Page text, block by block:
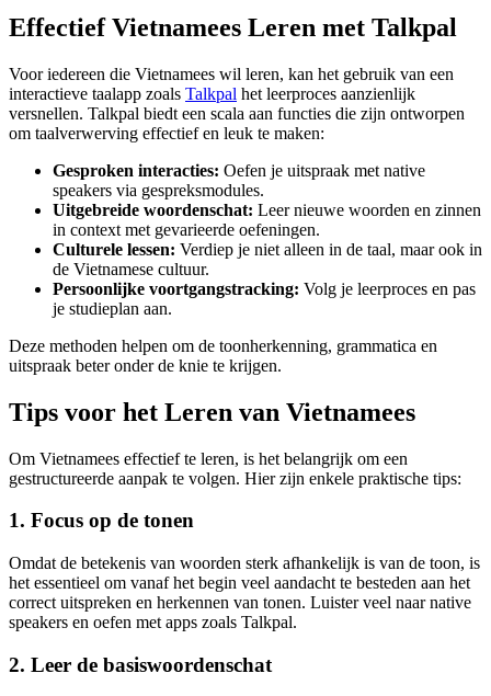
Effectief Vietnamees Leren met Talkpal
Voor iedereen die Vietnamees wil leren, kan het gebruik van een
interactieve taalapp zoals Talkpal het leerproces aanzienlijk
versnellen. Talkpal biedt een scala aan functies die zijn ontworpen
om taalverwerving effectief en leuk te maken:
Gesproken interacties: Oefen je uitspraak met native
speakers via gespreksmodules.
Uitgebreide woordenschat: Leer nieuwe woorden en zinnen
in context met gevarieerde oefeningen.
Culturele lessen: Verdiep je niet alleen in de taal, maar ook in
de Vietnamese cultuur.
Persoonlijke voortgangstracking: Volg je leerproces en pas
je studieplan aan.
Deze methoden helpen om de toonherkenning, grammatica en
uitspraak beter onder de knie te krijgen.
Tips voor het Leren van Vietnamees
Om Vietnamees effectief te leren, is het belangrijk om een
gestructureerde aanpak te volgen. Hier zijn enkele praktische tips:
1. Focus op de tonen
Omdat de betekenis van woorden sterk afhankelijk is van de toon, is
het essentieel om vanaf het begin veel aandacht te besteden aan het
correct uitspreken en herkennen van tonen. Luister veel naar native
speakers en oefen met apps zoals Talkpal.
2. Leer de basiswoordenschat